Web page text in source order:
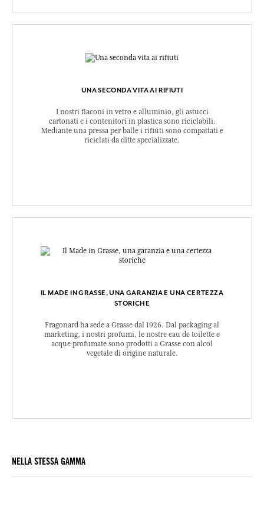
UNA SECONDA VITA AI RIFIUTI
I nostri flaconi in vetro e alluminio, gli astucci
cartonati e i contenitori in plastica sono riciclabili.
Mediante una pressa per balle i rifiuti sono compattati e
riciclati da ditte specializzate.
IL MADE IN GRASSE, UNA GARANZIA E UNA CERTEZZA
STORICHE
Fragonard ha sede a Grasse dal 1926. Dal packaging al
marketing, i nostri profumi, le nostre eau de toilette e
acque profumate sono prodotti a Grasse con alcol
vegetale di origine naturale.
NELLA STESSA GAMMA